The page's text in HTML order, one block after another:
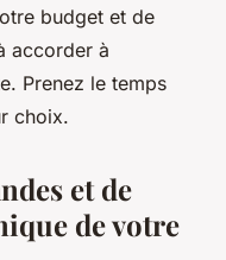
budget et de
accorder à
Prenez le temps
choix.
et de
de votre